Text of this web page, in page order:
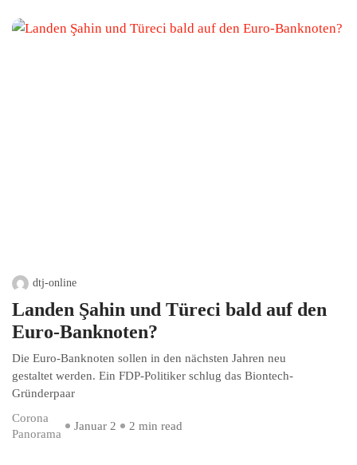
dtj-online
Landen Şahin und Türeci bald auf den
Euro-Banknoten?
Die Euro-Banknoten sollen in den nächsten Jahren neu
gestaltet werden. Ein FDP-Politiker schlug das Biontech-
Gründerpaar
Corona
Panorama
Januar 2 2 min read